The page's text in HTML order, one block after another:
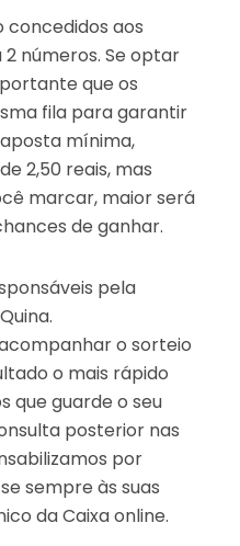
concedidos aos
números. Se optar
que os
fila para garantir
mínima,
2,50 reais, mas
marcar, maior será
de ganhar.
pela
o sorteio
o mais rápido
que guarde o seu
posterior nas
por
sempre às suas
da Caixa online.